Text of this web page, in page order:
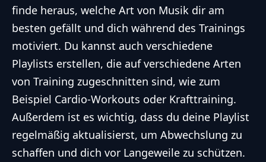
finde heraus, welche Art von Musik dir am
besten gefällt und dich während des Trainings
motiviert. Du kannst auch verschiedene
Playlists erstellen, die auf verschiedene Arten
von Training zugeschnitten sind, wie zum
Beispiel Cardio-Workouts oder Krafttraining.
Außerdem ist es wichtig, dass du deine Playlist
regelmäßig aktualisierst, um Abwechslung zu
schaffen und dich vor Langeweile zu schützen.